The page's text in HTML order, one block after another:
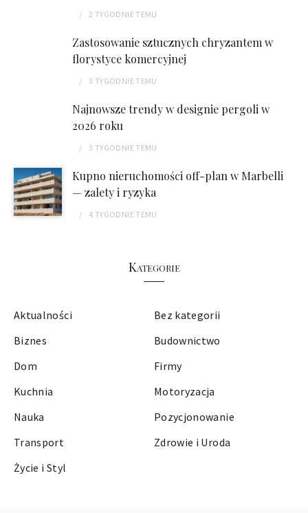
2 TYGODNIETEMU
Zastosowanie sztucznych chryzantem w
florystyce komercyjnej
3 TYGODNIETEMU
Najnowsze trendy w designie pergoli w
2026 roku
3 TYGODNIETEMU
Kupno nieruchomości off-plan w Marbelli
— zalety i ryzyka
4 TYGODNIETEMU
Kategorie
Aktualności
Bez kategorii
Biznes
Budownictwo
Dom
Firmy
Kuchnia
Motoryzacja
Nauka
Pozycjonowanie
Transport
Zdrowie i Uroda
Życie i Styl